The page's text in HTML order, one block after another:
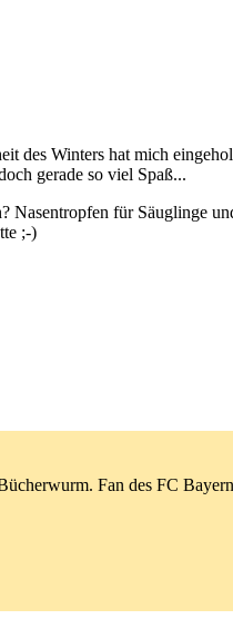
des Winters hat mich
gerade so viel Spaß...
Nasentropfen für Säuglinge
;-)
Fan des FC